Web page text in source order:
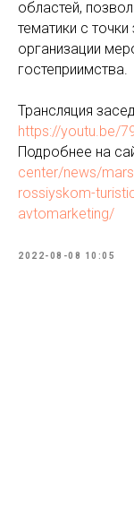
областей,
тематики с точки
организации
гостеприимства.
Трансляция
https://youtu.be/
Подробнее на
center/news/
rossiyskom-
avtomarketing/
2022-08-08 10:05